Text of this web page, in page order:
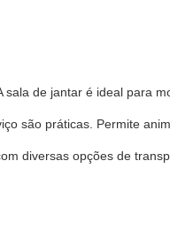
de jantar é ideal para
são práticas. Permite
diversas opções de